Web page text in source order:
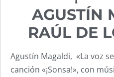
AGUSTÍN
RAÚL DE
Agustín Magaldi, «La voz
canción «¡Sonsa!», con